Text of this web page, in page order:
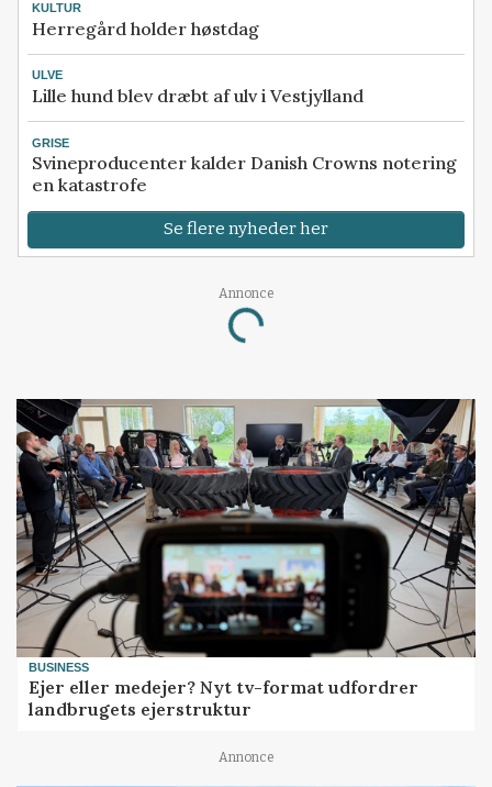
KULTUR
Herregård holder høstdag
ULVE
Lille hund blev dræbt af ulv i Vestjylland
GRISE
Svineproducenter kalder Danish Crowns notering
en katastrofe
Se flere nyheder her
Annonce
Loading...
BUSINESS
Ejer eller medejer? Nyt tv-format udfordrer
landbrugets ejerstruktur
Annonce